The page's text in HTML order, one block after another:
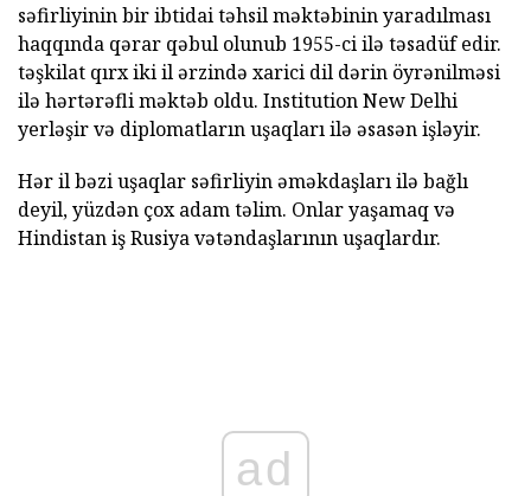
səfirliyinin bir ibtidai təhsil məktəbinin yaradılması
haqqında qərar qəbul olunub 1955-ci ilə təsadüf edir.
təşkilat qırx iki il ərzində xarici dil dərin öyrənilməsi
ilə hərtərəfli məktəb oldu. Institution New Delhi
yerləşir və diplomatların uşaqları ilə əsasən işləyir.
Hər il bəzi uşaqlar səfirliyin əməkdaşları ilə bağlı
deyil, yüzdən çox adam təlim. Onlar yaşamaq və
Hindistan iş Rusiya vətəndaşlarının uşaqlardır.
ad